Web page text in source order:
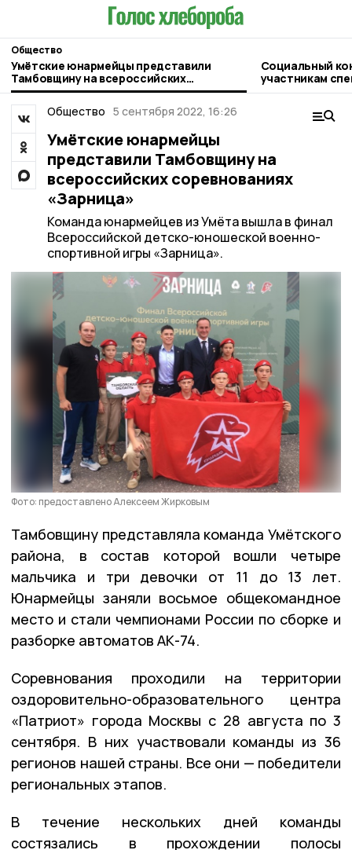
Общество
Умётские юнармейцы представили
Тамбовщину на всероссийских
соревнованиях «Зарница»
Социальный
участникам
Тамбовской
Общество 5 сентября 2022, 16:26
Умётские юнармейцы
представили Тамбовщину на
всероссийских соревнованиях
«Зарница»
Команда юнармейцев из Умёта вышла в финал
Всероссийской детско-юношеской военно-
спортивной игры «Зарница».
Фото: предоставлено Алексеем Жирковым
Тамбовщину представляла команда Умётского
района, в состав которой вошли четыре
мальчика и три девочки от 11 до 13 лет.
Юнармейцы заняли восьмое общекомандное
место и стали чемпионами России по сборке и
разборке автоматов АК-74.
Соревнования проходили на территории
оздоровительно-образовательного центра
«Патриот» города Москвы с 28 августа по 3
сентября. В них участвовали команды из 36
регионов нашей страны. Все они — победители
региональных этапов.
В течение нескольких дней команды
состязались в прохождении полосы